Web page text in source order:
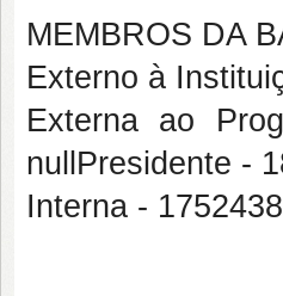
MEMBROS DA
Externo à
Externa ao
nullPresidente -
Interna -